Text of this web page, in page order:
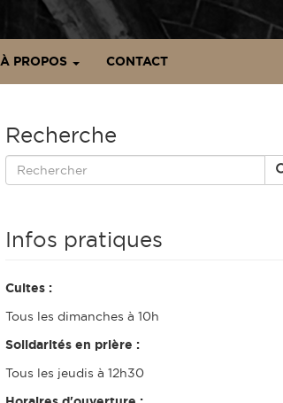
À PROPOS CONTACT
Recherche
Infos pratiques
Cultes :
Tous les dimanches à 10h
Solidarités en prière :
Tous les jeudis à 12h30